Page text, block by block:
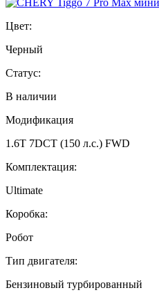
Цвет:
Черный
Статус:
В наличии
Модификация
1.6T 7DCT (150 л.с.) FWD
Комплектация:
Ultimate
Коробка:
Робот
Тип двигателя:
Бензиновый турбированный